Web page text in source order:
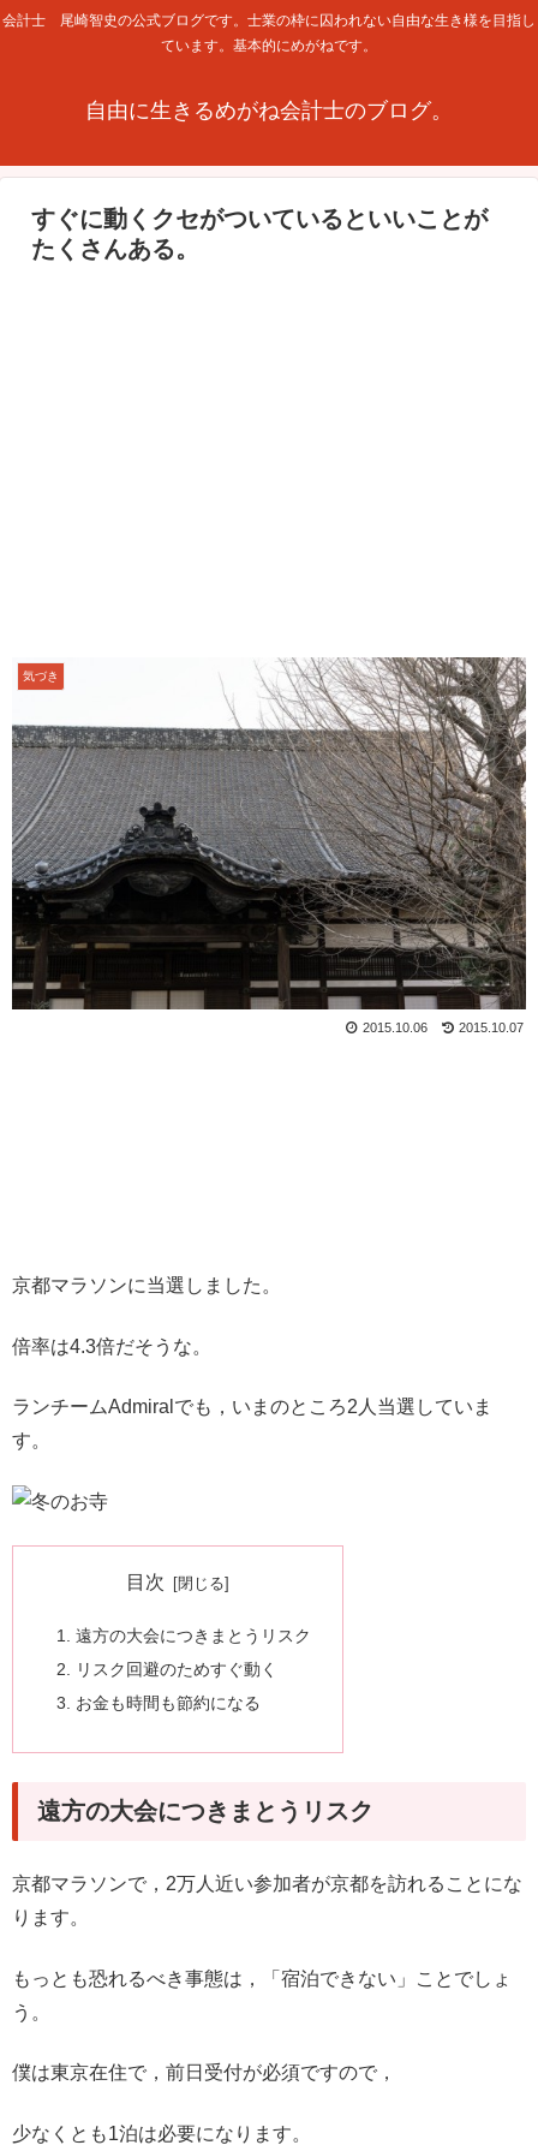
会計士 尾崎智史の公式ブログです。士業の枠に囚われない自由な生き様を目指し
ています。基本的にめがねです。
自由に生きるめがね会計士のブログ。
すぐに動くクセがついているといいことが
たくさんある。
気づき
2015.10.07
2015.10.06
京都マラソンに当選しました。
倍率は4.3倍だそうな。
ランチームAdmiralでも，いまのところ2人当選していま
す。
目次
遠方の大会につきまとうリスク
リスク回避のためすぐ動く
お金も時間も節約になる
遠方の大会につきまとうリスク
京都マラソンで，2万人近い参加者が京都を訪れることにな
ります。
もっとも恐れるべき事態は，「宿泊できない」ことでしょ
う。
僕は東京在住で，前日受付が必須ですので，
少なくとも1泊は必要になります。